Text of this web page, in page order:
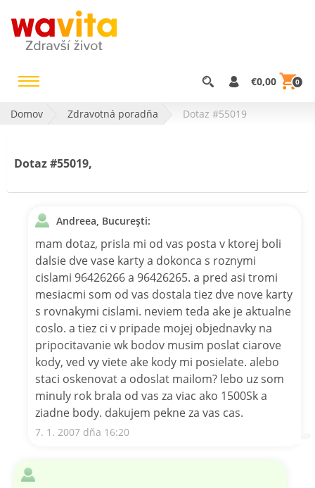
€0,00 0
Domov Zdravotná poradňa Dotaz #55019
Dotaz #55019,
Andreea, Bucureşti:
mam dotaz, prisla mi od vas posta v ktorej boli
dalsie dve vase karty a dokonca s roznymi
cislami 96426266 a 96426265. a pred asi tromi
mesiacmi som od vas dostala tiez dve nove karty
s rovnakymi cislami. neviem teda ake je aktualne
coslo. a tiez ci v pripade mojej objednavky na
pripocitavanie wk bodov musim poslat ciarove
kody, ved vy viete ake kody mi posielate. alebo
staci oskenovat a odoslat mailom? lebo uz som
minuly rok brala od vas za viac ako 1500Sk a
ziadne body. dakujem pekne za vas cas.
7. 1. 2007 dňa 16:20